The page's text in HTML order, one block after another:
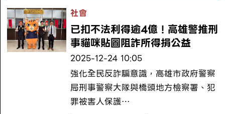
社會
已扣不法利得逾4億！高雄警推刑
事貓咪貼圖阻詐所得捐公益
2025-12-24 10:05
強化全民反詐騙意識，高雄市政府警察
局刑事警察大隊與橋頭地方檢察署、犯
罪被害人保護…